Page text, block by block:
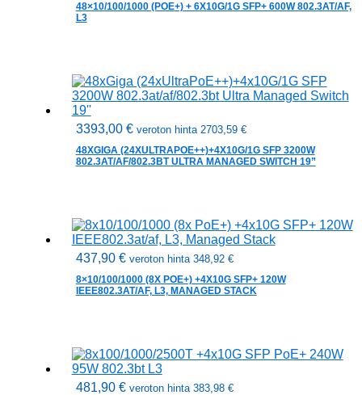
48×10/100/1000 (POE+) + 6X10G/1G SFP+ 600W 802.3AT/AF,
L3
3393,00 € veroton hinta 2703,59 €
48XGIGA (24XULTRAPOE++)+4X10G/1G SFP 3200W
802.3AT/AF/802.3BT ULTRA MANAGED SWITCH 19”
437,90 € veroton hinta 348,92 €
8×10/100/1000 (8X POE+) +4X10G SFP+ 120W
IEEE802.3AT/AF, L3, MANAGED STACK
481,90 € veroton hinta 383,98 €